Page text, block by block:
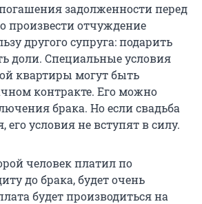
задолженности перед
произвести отчуждение
другого супруга: подарить
доли. Специальные условия
квартиры могут быть
контракте. Его можно
брака. Но если свадьба
его условия не вступят в силу.
человек платил по
до брака, будет очень
будет производиться на